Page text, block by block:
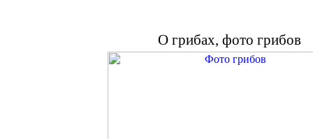
О грибах, фото грибов